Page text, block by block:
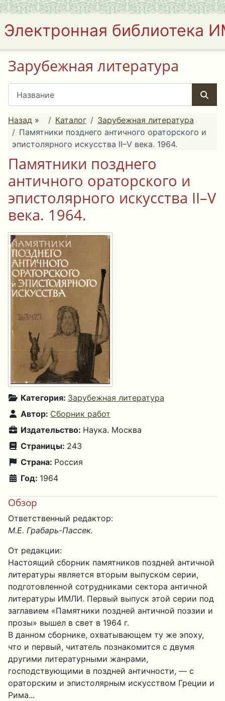
Электронная библиотека
Зарубежная литература
Назад » Каталог
Зарубежная литература
Памятники позднего античного ораторского и
эпистолярного искусства II–V века. 1964.
Памятники позднего
античного ораторского и
эпистолярного искусства II–V
века. 1964.
Категория: Зарубежная литература
Автор: Сборник работ
Издательство: Наука. Москва
Страницы: 243
Страна: Россия
Год: 1964
Обзор
Ответственный редактор:
М.Е. Грабарь-Пассек.
От редакции:
Настоящий сборник памятников поздней античной
литературы является вторым выпуском серии,
подготовленной сотрудниками сектора античной
литературы ИМЛИ. Первый выпуск этой серии под
заглавием «Памятники поздней античной поэзии и
прозы» вышел в свет в 1964 г.
В данном сборнике, охватывающем ту же эпоху,
что и первый, читатель познакомится с двумя
другими литературными жанрами,
господствующими в поздней античности, — с
ораторским и эпистолярным искусством Греции и
Рима...